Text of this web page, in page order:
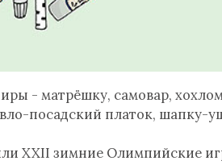
- матрёшку, самовар,
посадский платок, шапку-
XXII зимние Олимпийские